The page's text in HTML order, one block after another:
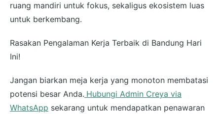
ruang mandiri untuk fokus, sekaligus ekosistem luas
untuk berkembang.
Rasakan Pengalaman Kerja Terbaik di Bandung Hari
Ini!
Jangan biarkan meja kerja yang monoton membatasi
potensi besar Anda. Hubungi Admin Creya via
WhatsApp sekarang untuk mendapatkan penawaran